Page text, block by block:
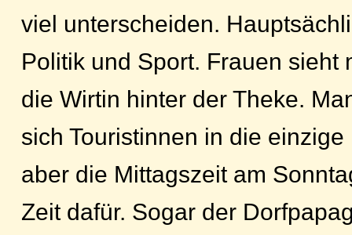
viel unterscheiden.
Politik und Sport. Frauen sieht
die Wirtin hinter der Theke.
sich Touristinnen in die
aber die Mittagszeit am
Zeit dafür. Sogar der